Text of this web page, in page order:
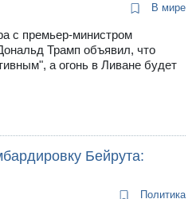
В мире
с премьер-министром
Трамп объявил, что
а огонь в Ливане будет
Бейрута:
Политика